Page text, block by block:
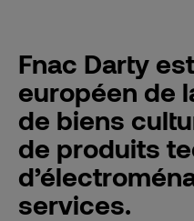
Fnac Darty
européen de
de biens
de produits
services.